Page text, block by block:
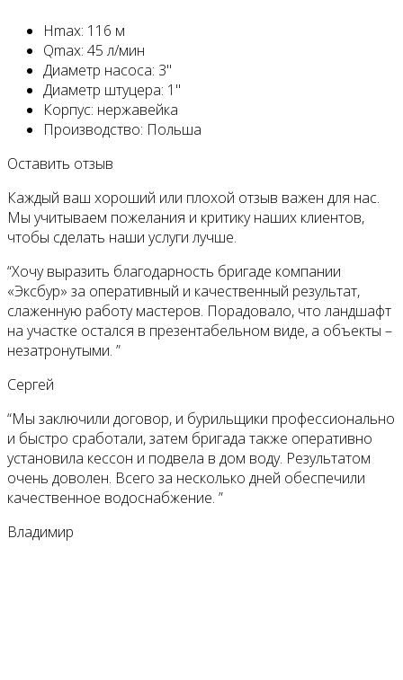
Hmax: 116 м
Qmax: 45 л/мин
Диаметр насоса: 3"
Диаметр штуцера: 1"
Корпус: нержавейка
Производство: Польша
Оставить отзыв
Каждый ваш хороший или плохой отзыв важен для нас.
Мы учитываем пожелания и критику наших клиентов,
чтобы сделать наши услуги лучше.
“Хочу выразить благодарность бригаде компании
«Эксбур» за оперативный и качественный результат,
слаженную работу мастеров. Порадовало, что ландшафт
на участке остался в презентабельном виде, а объекты –
незатронутыми. ”
Сергей
“Мы заключили договор, и бурильщики профессионально
и быстро сработали, затем бригада также оперативно
установила кессон и подвела в дом воду. Результатом
очень доволен. Всего за несколько дней обеспечили
качественное водоснабжение. ”
Владимир